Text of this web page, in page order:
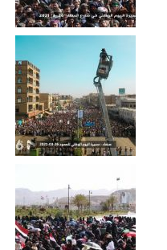
الوطني
ويعلن
الأعمال
كلمة قائد
الحوثي
1443هـ – 2022م
ميادين
العام
بمحافظة الجوف 24-